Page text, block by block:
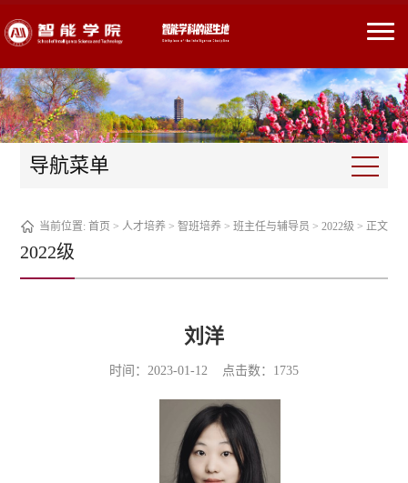
导航菜单
当前位置: 首页 > 人才培养 > 智班培养 > 班主任与辅导员 > 2022级 > 正文
2022级
刘洋
时间：2023-01-12 点击数： 1735